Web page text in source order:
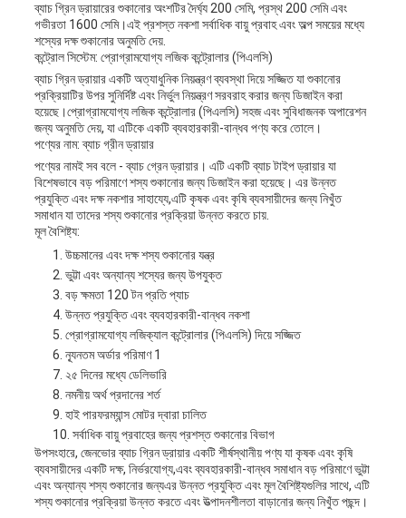
ব্যাচ গ্রিন ড্রায়ারের শুকানোর অংশটির দৈর্ঘ্য 200 সেমি, প্রস্থ 200 সেমি এবং
গভীরতা 1600 সেমি।এই প্রশস্ত নকশা সর্বাধিক বায়ু প্রবাহ এবং অল্প সময়ের মধ্যে
শস্যের দক্ষ শুকানোর অনুমতি দেয়.
কন্ট্রোল সিস্টেম: প্রোগ্রামযোগ্য লজিক কন্ট্রোলার (পিএলসি)
ব্যাচ গ্রিন ড্রায়ার একটি অত্যাধুনিক নিয়ন্ত্রণ ব্যবস্থা দিয়ে সজ্জিত যা শুকানোর
প্রক্রিয়াটির উপর সুনির্দিষ্ট এবং নির্ভুল নিয়ন্ত্রণ সরবরাহ করার জন্য ডিজাইন করা
হয়েছে।প্রোগ্রামযোগ্য লজিক কন্ট্রোলার (পিএলসি) সহজ এবং সুবিধাজনক অপারেশন
জন্য অনুমতি দেয়, যা এটিকে একটি ব্যবহারকারী-বান্ধব পণ্য করে তোলে।
পণ্যের নাম: ব্যাচ গ্রীন ড্রায়ার
পণ্যের নামই সব বলে - ব্যাচ গ্রেন ড্রায়ার। এটি একটি ব্যাচ টাইপ ড্রায়ার যা
বিশেষভাবে বড় পরিমাণে শস্য শুকানোর জন্য ডিজাইন করা হয়েছে। এর উন্নত
প্রযুক্তি এবং দক্ষ নকশার সাহায্যে,এটি কৃষক এবং কৃষি ব্যবসায়ীদের জন্য নিখুঁত
সমাধান যা তাদের শস্য শুকানোর প্রক্রিয়া উন্নত করতে চায়.
মূল বৈশিষ্ট্য:
উচ্চমানের এবং দক্ষ শস্য শুকানোর যন্ত্র
ভুট্টা এবং অন্যান্য শস্যের জন্য উপযুক্ত
বড় ক্ষমতা 120 টন প্রতি প্যাচ
উন্নত প্রযুক্তি এবং ব্যবহারকারী-বান্ধব নকশা
প্রোগ্রামযোগ্য লজিক্যাল কন্ট্রোলার (পিএলসি) দিয়ে সজ্জিত
ন্যূনতম অর্ডার পরিমাণ 1
২৫ দিনের মধ্যে ডেলিভারি
নমনীয় অর্থ প্রদানের শর্ত
হাই পারফরম্যান্স মোটর দ্বারা চালিত
সর্বাধিক বায়ু প্রবাহের জন্য প্রশস্ত শুকানোর বিভাগ
উপসংহারে, জেনভোর ব্যাচ গ্রিন ড্রায়ার একটি শীর্ষস্থানীয় পণ্য যা কৃষক এবং কৃষি
ব্যবসায়ীদের একটি দক্ষ, নির্ভরযোগ্য,এবং ব্যবহারকারী-বান্ধব সমাধান বড় পরিমাণে ভুট্টা
এবং অন্যান্য শস্য শুকানোর জন্যএর উন্নত প্রযুক্তি এবং মূল বৈশিষ্ট্যগুলির সাথে, এটি
শস্য শুকানোর প্রক্রিয়া উন্নত করতে এবং উত্পাদনশীলতা বাড়ানোর জন্য নিখুঁত পছন্দ।